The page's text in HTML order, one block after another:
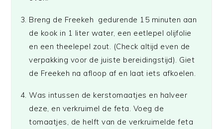
Breng de Freekeh gedurende 15 minuten aan
de kook in 1 liter water, een eetlepel olijfolie
en een theelepel zout. (Check altijd even de
verpakking voor de juiste bereidingstijd). Giet
de Freekeh na afloop af en laat iets afkoelen.
Was intussen de kerstomaatjes en halveer
deze, en verkruimel de feta. Voeg de
tomaatjes, de helft van de verkruimelde feta